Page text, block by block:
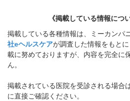
《掲載している情報につ
掲載している各種情報は、ミーカンパ
社eヘルスケアが調査した情報をもと
載に努めておりますが、内容を完全に
ん。
掲載されている医院を受診される場合
に直接ご確認ください。